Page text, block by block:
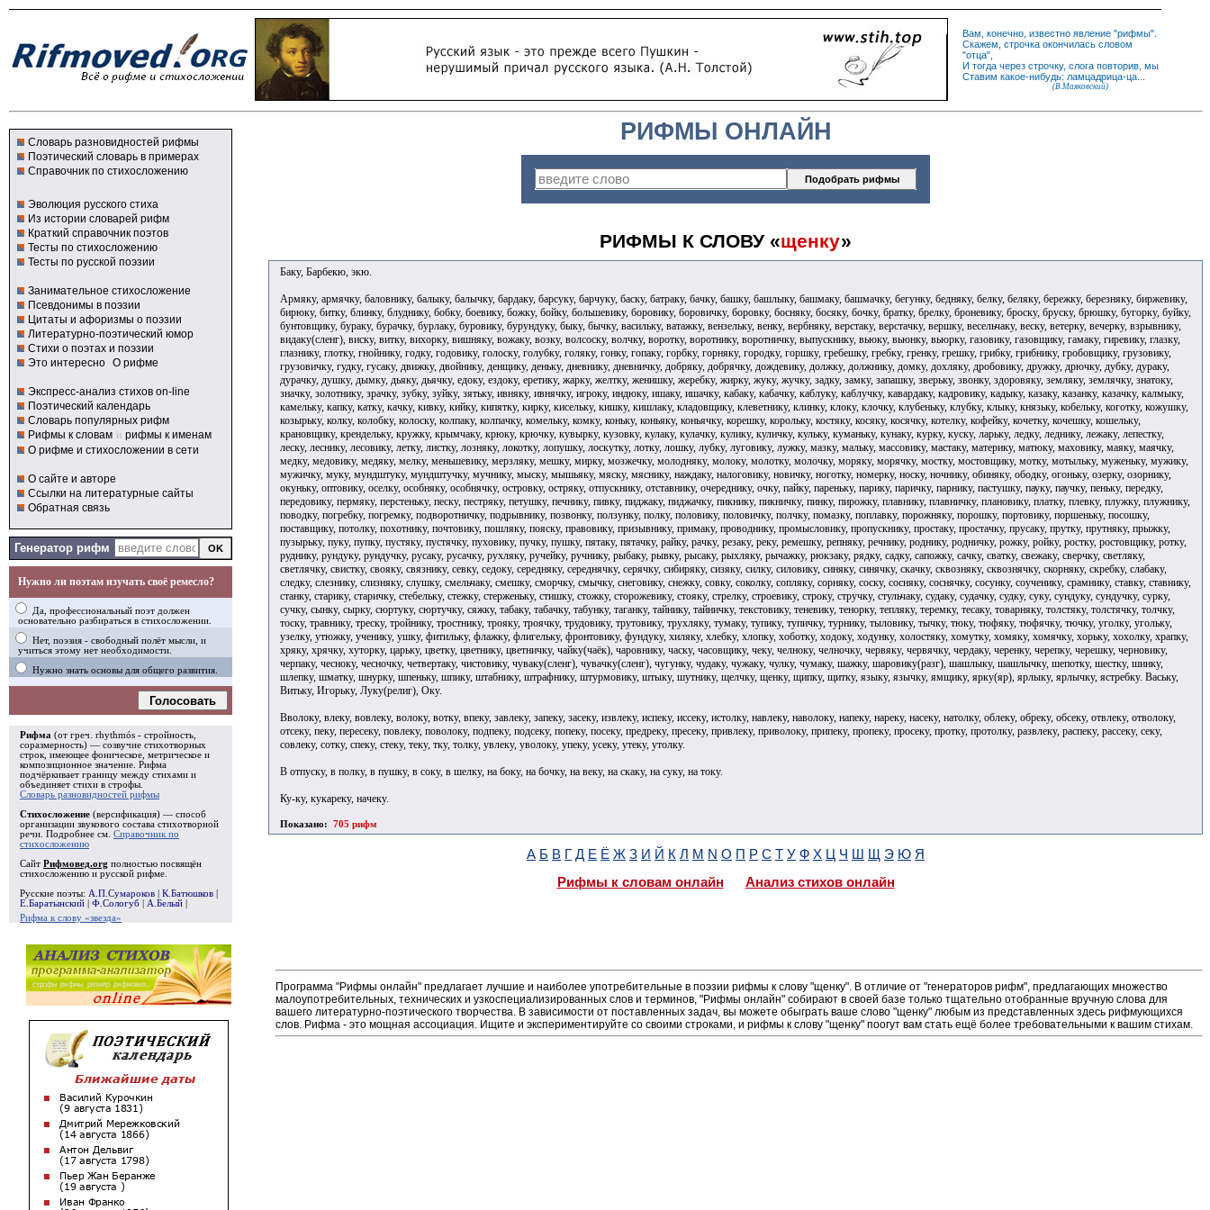
Вам, конечно, известно явление "рифмы".
Скажем, строчка окончилась словом
"отца",
И тогда через строчку, слога повторив, мы
Ставим какое-нибудь: ламцадрица-ца...
(В.Маяковский)
Словарь разновидностей рифмы
Поэтический словарь в примерах
Справочник по стихосложению
Эволюция русского стиха
Из истории словарей рифм
Краткий справочник поэтов
Тесты по стихосложению
Тесты по русской поэзии
Занимательное стихосложение
Псевдонимы в поэзии
Цитаты и афоризмы о поэзии
Литературно-поэтический юмор
Стихи о поэтах и поэзии
Это интересно О рифме
Экспресс-анализ стихов on-line
Поэтический календарь
Словарь популярных рифм
Рифмы к словам и рифмы к именам
О рифме и стихосложении в сети
О сайте и авторе
Ссылки на литературные сайты
Обратная связь
Генератор рифм
Нужно ли поэтам изучать своё ремесло?
Да, профессиональный поэт должен
основательно разбираться в стихосложении.
Нет, поэзия - свободный полёт мысли, и
учиться этому нет необходимости.
Нужно знать основы для общего развития.
Голосовать
Рифма (от греч. rhythmós - стройность,
соразмерность) — созвучие стихотворных
строк, имеющее фоническое, метрическое и
композиционное значение. Рифма
подчёркивает границу между стихами и
объединяет стихи в строфы
Словарь разновидностей рифмы
Стихосложение (версификация) — способ
организации звукового состава стихотворной
речи. Подробнее см. Справочник по
стихосложению
Сайт Рифмовед.org полностью посвящён
стихосложению и русской рифме.
Русские поэты: А.П.Сумароков К.Батюшков
Е.Баратынский
Ф.Сологуб А.Белый
Рифма к слову «звезда»
РИФМЫ ОНЛАЙН
РИФМЫ К СЛОВУ «щенку»
Баку, Барбекю, экю.
Армяку, армячку, баловнику, балыку, балычку, бардаку, барсуку, барчуку, баску, батраку, бачку, башку, башлыку, башмаку, башмачку, бегунку, бедняку, белку, беляку, бережку, березняку, биржевику,
бирюку, битку, блинку, блуднику, бобку, боевику, божку, бойку, большевику, боровику, боровичку, боровку, босняку, босяку, бочку, братку, брелку, броневику, броску, бруску, брюшку, бугорку, буйку,
бунтовщику, бураку, бурачку, бурлаку, буровику, бурундуку, быку, бычку, васильку, ватажку, вензельку, венку, вербняку, верстаку, верстачку, вершку, весельчаку, веску, ветерку, вечерку, взрывнику,
видаку(сленг), виску, витку, вихорку, вишняку, вожаку, возку, волсоску, волчку, воротку, воротнику, воротничку, выпускнику, вьюку, вьюнку, вьюрку, газовику, газовщику, гамаку, гиревику, глазку,
глазнику, глотку, гнойнику, годку, годовику, голоску, голубку, голяку, гонку, гопаку, горбку, горняку, городку, горшку, гребешку, гребку, гренку, грешку, грибку, грибнику, гробовщику, грузовику,
грузовичку, гудку, гусаку, движку, двойнику, денщику, деньку, дневнику, дневничку, добряку, добрячку, дождевику, должку, должнику, домку, дохляку, дробовику, дружку, дрючку, дубку, дураку,
дурачку, душку, дымку, дьяку, дьячку, едоку, ездоку, еретику, жарку, желтку, женишку, жеребку, жирку, жуку, жучку, задку, замку, запашку, зверьку, звонку, здоровяку, земляку, землячку, знатоку,
значку, золотнику, зрачку, зубку, зуйку, зятьку, ивняку, ивнячку, игроку, индюку, ишаку, ишачку, кабаку, кабачку, каблуку, каблучку, кавардаку, кадровику, кадыку, казаку, казанку, казачку, калмыку,
камельку, капку, катку, качку, кивку, кийку, кипятку, кирку, кисельку, кишку, кишлаку, кладовщику, клеветнику, клинку, клоку, клочку, клубеньку, клубку, клыку, князьку, кобельку, коготку, кожушку,
козырьку, колку, колобку, колоску, колпаку, колпачку, комельку, комку, коньку, коньяку, коньячку, корешку, корольку, костяку, косяку, косячку, котелку, кофейку, кочетку, кочешку, кошельку,
крановщику, крендельку, кружку, крымчаку, крюку, крючку, кувырку, кузовку, кулаку, кулачку, кулику, куличку, кульку, куманьку, кунаку, курку, куску, ларьку, ледку, леднику, лежаку, лепестку,
леску, леснику, лесовику, летку, листку, лозняку, локотку, лопушку, лоскутку, лотку, лошку, лубку, луговику, лужку, мазку, мальку, массовику, мастаку, материку, матюку, маховику, маяку, маячку,
медку, медовику, медяку, мелку, меньшевику, мерзляку, мешку, мирку, мозжечку, молодняку, молоку, молотку, молочку, моряку, морячку, мостку, мостовщику, мотку, мотыльку, муженьку, мужику,
мужичку, муку, мундштуку, мундштучку, мучнику, мыску, мышьяку, мяску, мяснику, наждаку, налоговику, новичку, ноготку, номерку, носку, ночнику, обиняку, ободку, огоньку, озерку, озорнику,
окуньку, оптовику, оселку, особняку, особнячку, островку, остряку, отпускнику, отставнику, очереднику, очку, пайку, пареньку, парику, паричку, парнику, пастушку, пауку, паучку, пеньку, передку,
передовику, пермяку, перстеньку, песку, пестряку, петушку, печнику, пивку, пиджаку, пиджачку, пикнику, пикничку, пинку, пирожку, плавнику, плавничку, плановику, платку, плевку, плужку, плужнику,
поводку, погребку, погремку, подворотничку, подрывнику, позвонку, ползунку, полку, половику, половичку, полчку, помазку, поплавку, порожняку, порошку, портовику, поршеньку, посошку,
поставщику, потолку, похотнику, почтовику, пошляку, пояску, правовику, призывнику, примаку, проводнику, промысловику, пропускнику, простаку, простачку, прусаку, прутку, прутняку, прыжку,
пузырьку, пуку, пупку, пустяку, пустячку, пуховику, пучку, пушку, пятаку, пятачку, райку, рачку, резаку, реку, ремешку, репняку, речнику, роднику, родничку, рожку, ройку, ростку, ростовщику, ротку,
руднику, рундуку, рундучку, русаку, русачку, рухляку, ручейку, ручнику, рыбаку, рывку, рысаку, рыхляку, рычажку, рюкзаку, рядку, садку, сапожку, сачку, сватку, свежаку, сверчку, светляку,
светлячку, свистку, свояку, связнику, севку, седоку, середняку, середнячку, серячку, сибиряку, сизяку, силку, силовику, синяку, синячку, скачку, сквозняку, сквознячку, скорняку, скребку, слабаку,
следку, слезнику, слизняку, слушку, смельчаку, смешку, сморчку, смычку, снеговику, снежку, совку, соколку, сопляку, сорняку, соску, сосняку, соснячку, сосунку, соученику, срамнику, ставку, ставнику,
станку, старику, старичку, стебельку, стежку, стерженьку, стишку, стожку, сторожевику, стояку, стрелку, строевику, строку, стручку, стульчаку, судаку, судачку, судку, суку, сундуку, сундучку, сурку,
сучку, сынку, сырку, сюртуку, сюртучку, сяжку, табаку, табачку, табунку, таганку, тайнику, тайничку, текстовику, теневику, тенорку, тепляку, теремку, тесаку, товарняку, толстяку, толстячку, толчку,
тоску, травнику, треску, тройнику, тростнику, трояку, троячку, трудовику, трутовику, трухляку, тумаку, тупику, тупичку, турнику, тыловику, тычку, тюку, тюфяку, тюфячку, тючку, уголку, угольку,
узелку, утюжку, ученику, ушку, фитильку, флажку, флигельку, фронтовику, фундуку, хиляку, хлебку, хлопку, хоботку, ходоку, ходунку, холостяку, хомутку, хомяку, хомячку, хорьку, хохолку, храпку,
хряку, хрячку, хуторку, царьку, цветку, цветнику, цветничку, чайку(чаёк), чаровнику, часку, часовщику, чеку, челноку, челночку, червяку, червячку, чердаку, черенку, черепку, черешку, черновику,
черпаку, чесноку, чесночку, четвертаку, чистовику, чуваку(сленг), чувачку(сленг), чугунку, чудаку, чужаку, чулку, чумаку, шажку, шаровику(разг), шашлыку, шашлычку, шепотку, шестку, шинку,
шлепку, шматку, шнурку, шпеньку, шпику, штабнику, штрафнику, штурмовику, штыку, шутнику, щелчку, щенку, щипку, щитку, языку, язычку, ямщику, ярку(яр), ярлыку, ярлычку, ястребку. Ваську,
Витьку, Игорьку, Луку(религ), Оку.
Вволоку, влеку, вовлеку, волоку, вотку, впеку, завлеку, запеку, засеку, извлеку, испеку, иссеку, истолку, навлеку, наволоку, напеку, нареку, насеку, натолку, облеку, обреку, обсеку, отвлеку, отволоку,
отсеку, пеку, пересеку, повлеку, поволоку, подпеку, подсеку, попеку, посеку, предреку, пресеку, привлеку, приволоку, припеку, пропеку, просеку, протку, протолку, развлеку, распеку, рассеку, секу,
совлеку, сотку, спеку, стеку, теку, тку, толку, увлеку, уволоку, упеку, усеку, утеку, утолку.
В отпуску, в полку, в пушку, в соку, в шелку, на боку, на бочку, на веку, на скаку, на суку, на току.
Ку-ку, кукареку, начеку.
Показано: 705 рифм
А Б В Г Д Е Ё Ж З И Й К Л М N О П Р С Т У Ф Х Ц Ч Ш Щ Э Ю Я
Рифмы к словам онлайн
Анализ стихов онлайн
Программа "Рифмы онлайн" предлагает лучшие и наиболее употребительные в поэзии рифмы к слову "щенку". В отличие от "генераторов рифм", предлагающих множество
малоупотребительных, технических и узкоспециализированных слов и терминов, "Рифмы онлайн" собирают в своей базе только тщательно отобранные вручную слова для
вашего литературно-поэтического творчества. В зависимости от поставленных задач, вы можете обыграть ваше слово "щенку" любым из представленных здесь рифмующихся
слов. Рифма - это мощная ассоциация. Ищите и экспериментируйте со своими строками, и рифмы к слову "щенку" поогут вам стать ещё более требовательными к вашим стихам.